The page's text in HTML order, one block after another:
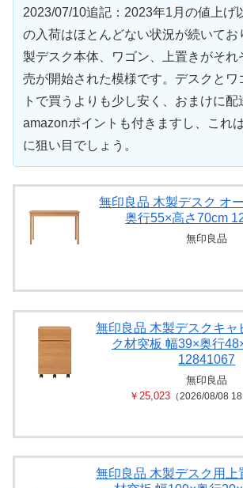
2023/07/10追記：2023年1月の値上げ
の入荷はほとんどない状況が続いてお
製デスク本体、ワゴン、上置きがそれ
売が開始された模様です。デスクとワ
トで買うよりも少し安く、おまけに配
amazonポイントも付きますし、これ
に狙い目でしょう。
無印良品 木製デスク オ
奥行55×高さ70cm
無印良品
無印良品 木製デスクキャ
ク材突板 幅39×奥行
12841067
無印良品
￥25,023 （2026/08/08
無印良品 木製デスク用上